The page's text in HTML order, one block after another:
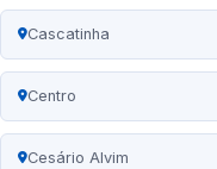
Cascatinha
Centro
Cesário Alvim